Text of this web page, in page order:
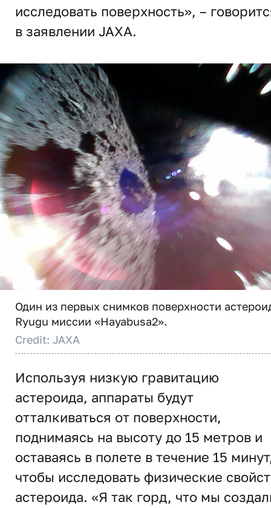
исследовать поверхность», –
в заявлении JAXA.
Один из первых снимков поверхности
Ryugu миссии «Hayabusa2».
Credit: JAXA
Используя низкую гравитацию
астероида, аппараты будут
отталкиваться от поверхности,
поднимаясь на высоту до 15 метров и
оставаясь в полете в течение 15
чтобы исследовать физические
астероида. «Я так горд, что мы